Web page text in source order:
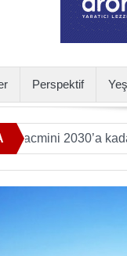
Perspektif
kadar iki